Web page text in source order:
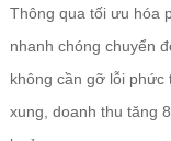
Thông qua tối ưu hóa
nhanh chóng chuyển
không cần gỡ lỗi
xung, doanh thu tăng